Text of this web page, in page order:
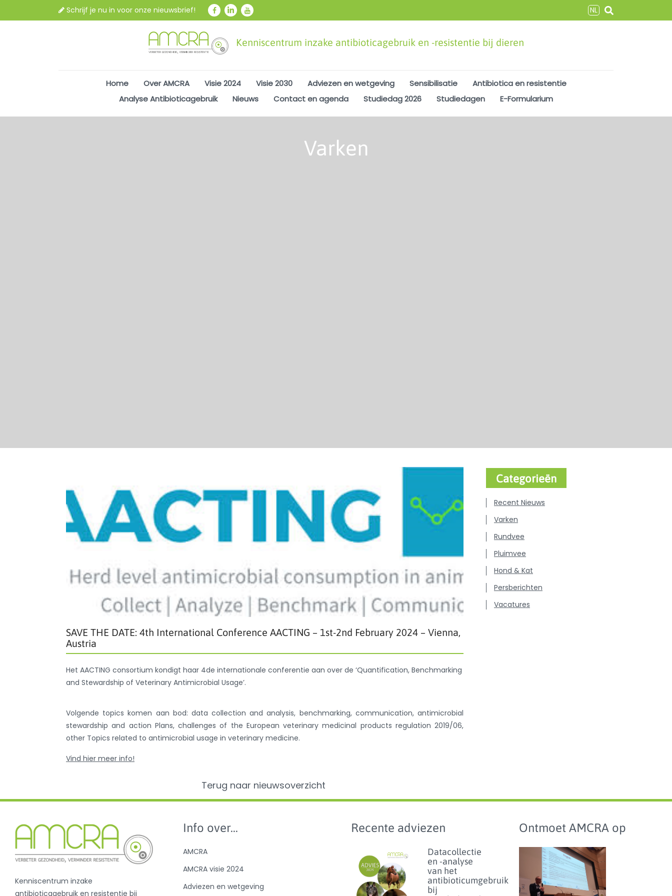
Schrijf je nu in voor onze nieuwsbrief! NL
Kenniscentrum inzake antibioticagebruik en -resistentie bij dieren
Home Over AMCRA Visie 2024 Visie 2030 Adviezen en wetgeving Sensibilisatie
Antibiotica en resistentie
Analyse Antibioticagebruik
Nieuws Contact en agenda Studiedag 2026 Studiedagen E-Formularium
Varken
SAVE THE DATE: 4th International Conference AACTING – 1st-2nd February 2024 – Vienna,
Austria
Het AACTING consortium kondigt haar 4de internationale conferentie aan over de ‘Quantification, Benchmarking
and Stewardship of Veterinary Antimicrobial Usage’.
Volgende topics komen aan bod: data collection and analysis, benchmarking, communication, antimicrobial
stewardship and action Plans, challenges of the European veterinary medicinal products regulation 2019/06,
other Topics related to antimicrobial usage in veterinary medicine.
Vind hier meer info!
Terug naar nieuwsoverzicht
Categorieën
Recent Nieuws
Varken
Rundvee
Pluimvee
Hond & Kat
Persberichten
Vacatures
Kenniscentrum inzake
antibioticagebruik en resistentie bij
Info over...
AMCRA
AMCRA visie 2024
Adviezen en wetgeving
Recente adviezen
Datacollectie
en -analyse
van het
antibioticumgebruik
bij
Ontmoet AMCRA op